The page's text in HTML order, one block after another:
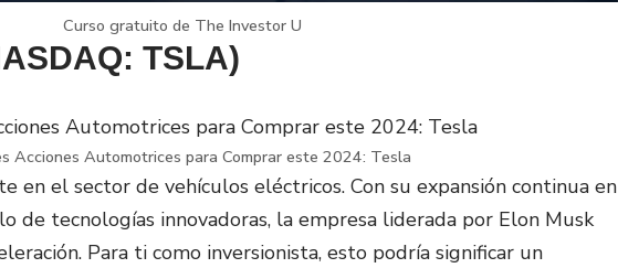
Curso gratuito de The Investor U
TSLA)
Acciones Automotrices para Comprar este 2024: Tesla
en el sector de vehículos eléctricos. Con su expansión continua en
de tecnologías innovadoras, la empresa liderada por Elon Musk
Para ti como inversionista, esto podría significar un